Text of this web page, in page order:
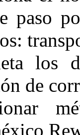
paso
los
de